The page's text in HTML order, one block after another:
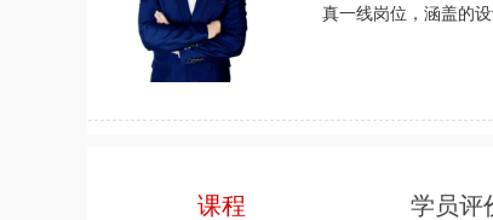
真一线岗位，涵盖的
课程 学员评